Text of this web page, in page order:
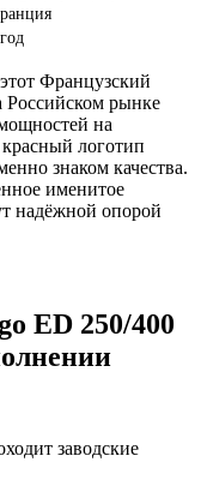
Французский
Российском рынке
на
логотип
знаком качества.
именитое
надёжной опорой
ED 250/400
заводские